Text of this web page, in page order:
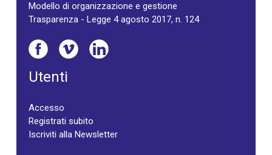
Modello di organizzazione e gestione
Trasparenza - Legge 4 agosto 2017, n. 124
Utenti
Accesso
Registrati subito
Iscriviti alla Newsletter